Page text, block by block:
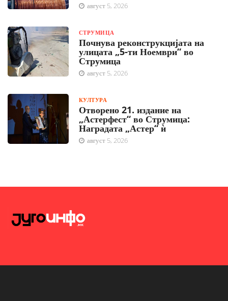
август 5, 2026
СТРУМИЦА
Почнува реконструкцијата на
улицата „5-ти Ноември“ во
Струмица
август 5, 2026
КУЛТУРА
Отворено 21. издание на
„Астерфест“ во Струмица:
Наградата „Астер“ ѝ
август 5, 2026